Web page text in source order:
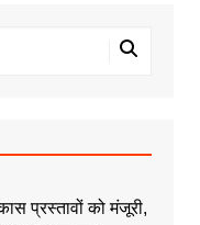
प्रस्तावों को मंजूरी,